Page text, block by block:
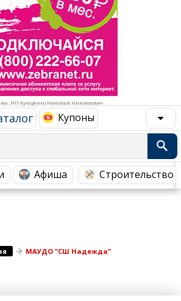
ИП Кучеренко Николай Николаевич
Купоны
Афиша Строительство
бары Юристы, Экспертиза, Страхование
Ремонт
Социальные организации
Это интересно
Администрация
Промышленность
Городское хозяйство
МАУДО "СШ Надежда"